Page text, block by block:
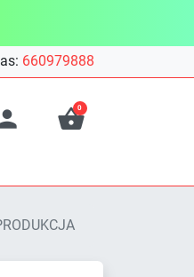
660979888

0